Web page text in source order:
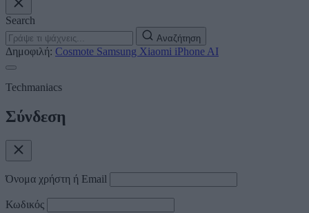
Search
Αναζήτηση
Δημοφιλή: Cosmote Samsung Xiaomi iPhone AI
Techmaniacs
Σύνδεση
Όνομα χρήστη ή Email
Κωδικός